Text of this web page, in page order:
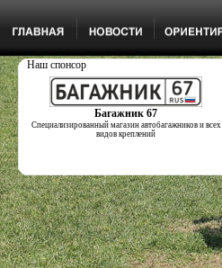
Наш спонсор
Багажник 67
Специализированный магазин автобагажников и всех
видов креплений